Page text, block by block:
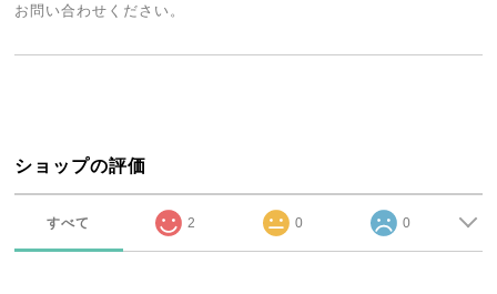
お問い合わせください。
ショップの評価
すべて 2 0 0